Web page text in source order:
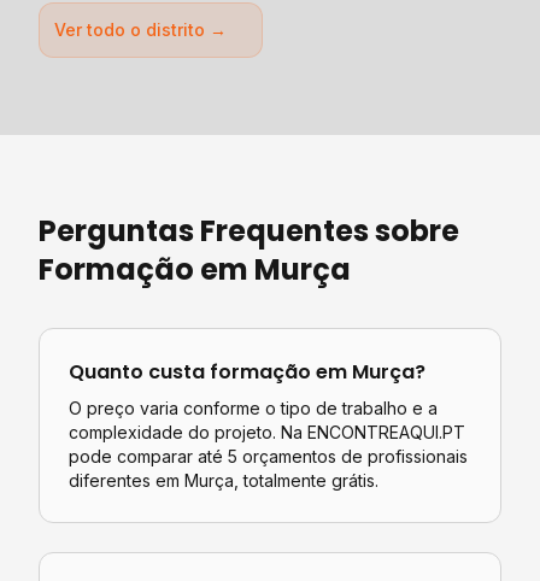
Ver todo o distrito →
Perguntas Frequentes sobre
Formação em Murça
Quanto custa formação em Murça?
O preço varia conforme o tipo de trabalho e a
complexidade do projeto. Na ENCONTREAQUI.PT
pode comparar até 5 orçamentos de profissionais
diferentes em Murça , totalmente grátis.